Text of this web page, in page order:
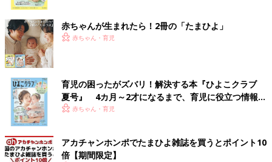
赤ちゃんが生まれたら！2冊の「たまひよ」
赤ちゃん・育児
育児の困ったがズバリ！解決する本『ひよこクラブ
夏号』 4カ月～2才になるまで、育児に役立つ情報が
いっぱい！
赤ちゃん・育児
アカチャンホンポでたまひよ雑誌を買うとポイント10
倍【期間限定】